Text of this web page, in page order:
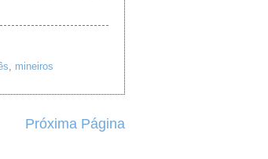
, mineiros
Próxima Página